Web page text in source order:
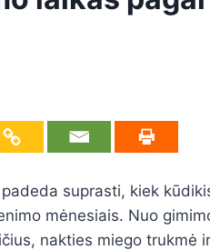
padeda suprasti, kiek
mėnesiais. Nuo
nakties miego trukmė